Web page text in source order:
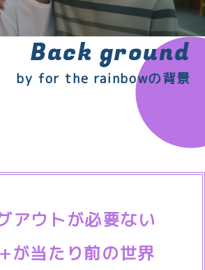
Back ground
by for the rainbowの背景
アウトが必要ない
が当たり前の世界